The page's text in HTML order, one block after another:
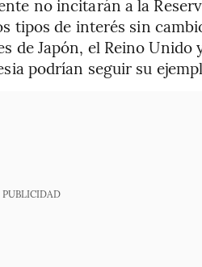
no incitarán a la
tipos de interés sin
de Japón, el Reino Unido
podrían seguir su
PUBLICIDAD